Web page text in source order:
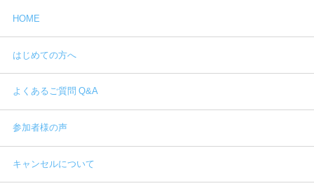
HOME
はじめての方へ
よくあるご質問 Q&A
参加者様の声
キャンセルについて